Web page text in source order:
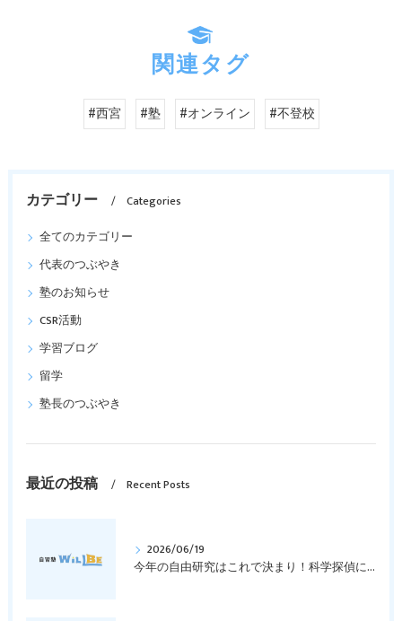
関連タグ
#西宮 #塾 #オンライン #不登校
カテゴリー
Categories
全てのカテゴリー
代表のつぶやき
塾のお知らせ
CSR活動
学習ブログ
留学
塾長のつぶやき
最近の投稿 Recent Posts
2026/06/19
今年の自由研究はこれで決まり！科学探偵になって指紋の謎を解き明かそう！｜元中学高校教員で私立学校の放課後校内塾を経営する西宮・今津の習いごと教室＆自習塾WillBe